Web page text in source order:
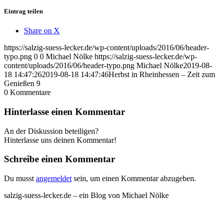
Eintrag teilen
Share on X
https://salzig-suess-lecker.de/wp-content/uploads/2016/06/header-
typo.png 0 0 Michael Nölke https://salzig-suess-lecker.de/wp-
content/uploads/2016/06/header-typo.png Michael Nölke2019-08-
18 14:47:262019-08-18 14:47:46Herbst in Rheinhessen – Zeit zum
Genießen 9
0 Kommentare
Hinterlasse einen Kommentar
An der Diskussion beteiligen?
Hinterlasse uns deinen Kommentar!
Schreibe einen Kommentar
Du musst angemeldet sein, um einen Kommentar abzugeben.
salzig-suess-lecker.de – ein Blog von Michael Nölke